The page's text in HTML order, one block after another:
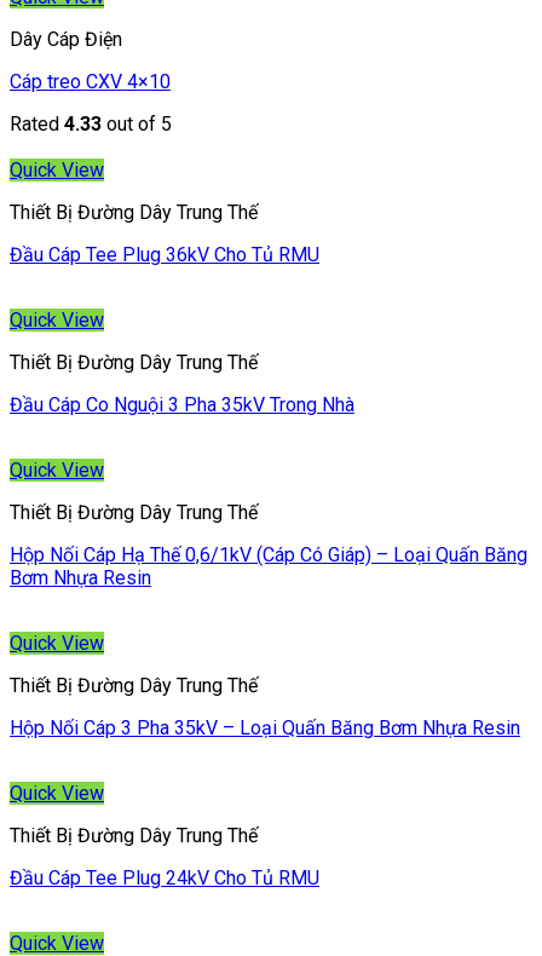
Dây Cáp Điện
Cáp treo CXV 4×10
Rated 4.33 out of 5
Quick View
Thiết Bị Đường Dây Trung Thế
Đầu Cáp Tee Plug 36kV Cho Tủ RMU
Quick View
Thiết Bị Đường Dây Trung Thế
Đầu Cáp Co Nguội 3 Pha 35kV Trong Nhà
Quick View
Thiết Bị Đường Dây Trung Thế
Hộp Nối Cáp Hạ Thế 0,6/1kV (Cáp Có Giáp) – Loại Quấn Băng
Bơm Nhựa Resin
Quick View
Thiết Bị Đường Dây Trung Thế
Hộp Nối Cáp 3 Pha 35kV – Loại Quấn Băng Bơm Nhựa Resin
Quick View
Thiết Bị Đường Dây Trung Thế
Đầu Cáp Tee Plug 24kV Cho Tủ RMU
Quick View